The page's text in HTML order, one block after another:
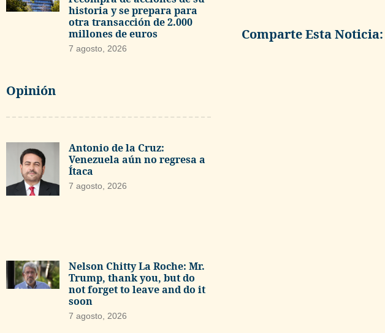
historia y se prepara para
otra transacción de 2.000
millones de euros
7 agosto, 2026
Opinión
Antonio de la Cruz:
Venezuela aún no regresa a
Ítaca
7 agosto, 2026
Nelson Chitty La Roche: Mr.
Trump, thank you, but do
not forget to leave and do it
soon
7 agosto, 2026
Comparte Esta Noticia: